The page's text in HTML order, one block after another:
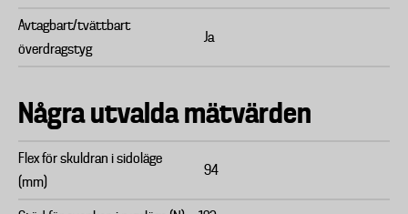
Avtagbart/tvättbart
överdragstyg
Ja
Några utvalda mätvärden
Flex för skuldran i sidoläge
(mm)
94